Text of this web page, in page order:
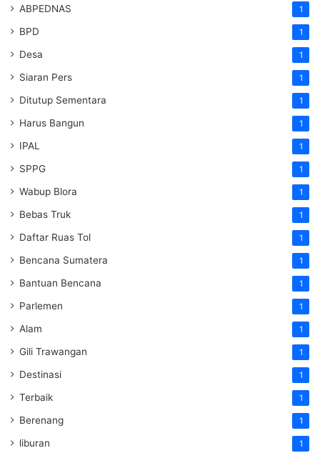
ABPEDNAS 1
BPD 1
Desa 1
Siaran Pers 1
Ditutup Sementara 1
Harus Bangun 1
IPAL 1
SPPG 1
Wabup Blora 1
Bebas Truk 1
Daftar Ruas Tol 1
Bencana Sumatera 1
Bantuan Bencana 1
Parlemen 1
Alam 1
Gili Trawangan 1
Destinasi 1
Terbaik 1
Berenang 1
liburan 1